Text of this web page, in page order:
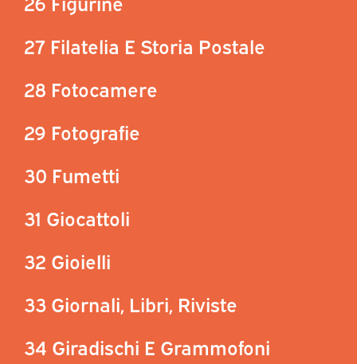
27 Filatelia E Storia Postale
28 Fotocamere
29 Fotografie
30 Fumetti
31 Giocattoli
32 Gioielli
33 Giornali, Libri, Riviste
34 Giradischi E Grammofoni